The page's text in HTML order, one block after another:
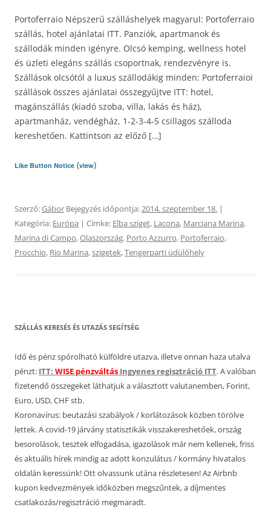
Portoferraio Népszerű szálláshelyek magyarul: Portoferraio
szállás, hotel ajánlatai ITT. Panziók, apartmanok és
szállodák minden igényre. Olcsó kemping, wellness hotel
és üzleti elegáns szállás csoportnak, rendezvényre is.
Szállások olcsótól a luxus szállodákig minden: Portoferraioi
szállások összes ajánlatai összegyűjtve ITT: hotel,
magánszállás (kiadó szoba, villa, lakás és ház),
apartmanház, vendégház, 1-2-3-4-5 csillagos szálloda
kereshetően. Kattintson az előző […]
Like Button Notice (view)
Szerző:Gábor Bejegyzés időpontja:2014. szeptember 18. |
Kategória: Európa | Címke: Elba sziget, Lacona, Marciana Marina,
Marina di Campo,Olaszország, Porto Azzurro, Portoferraio,
Procchio, Rio Marina,szigetek,Tengerparti üdülőhely
SZÁLLÁS KERESÉS ÉS UTAZÁS SEGÍTSÉG
Idő és pénz spórolható külföldre utazva, illetve onnan haza utalva
pénzt: ITT: WISE pénzváltás Ingyenes regisztráció ITT. A valóban
fizetendő összegeket láthatjuk a választott valutanemben, Forint,
Euro, USD, CHF stb.
Koronavírus: beutazási szabályok / korlátozások közben törölve
lettek. A covid-19 járvány statisztikák visszakereshetőek, ország
besorolások, tesztek elfogadása, igazolások már nem kellenek, friss
és aktuális hírek mindig az adott konzulátus / kormány hivatalos
oldalán keressünk! Ott olvassunk utána részletesen! Az Airbnb
kupon kedvezmények időközben megszűntek, a díjmentes
csatlakozás/regisztráció megmaradt.